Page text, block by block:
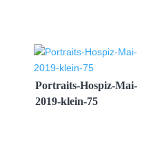
Portraits-Hospiz-Mai-
2019-klein-75